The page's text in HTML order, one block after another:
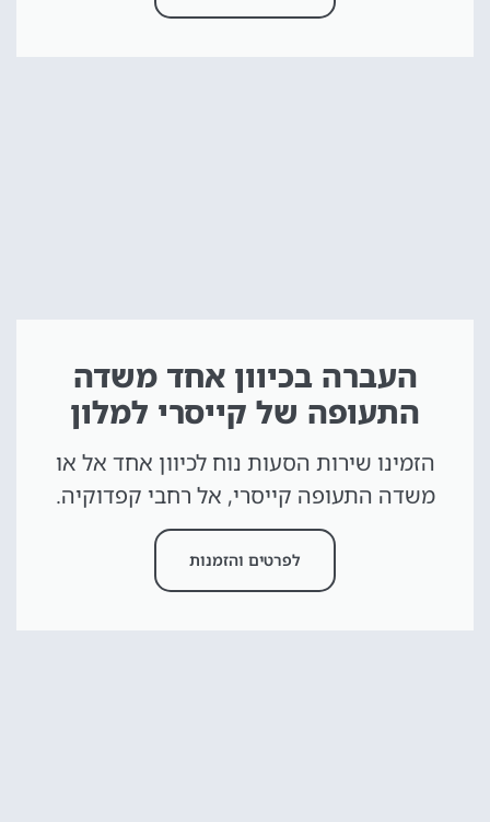
העברה בכיוון אחד משדה
התעופה של קייסרי למלון
הזמינו שירות הסעות נוח לכיוון אחד אל או
משדה התעופה קייסרי, אל רחבי קפדוקיה.
לפרטים והזמנות